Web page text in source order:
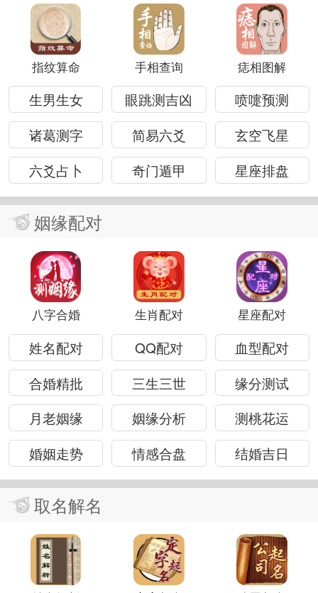
指纹算命 手相查询 痣相图解
生男生女 眼跳测吉凶
喷嚏预测
诸葛测字
简易六爻
玄空飞星
六爻占卜
奇门遁甲 星座排盘
姻缘配对
八字合婚 生肖配对 星座配对
姓名配对 QQ配对
血型配对
合婚精批
三生三世
缘分测试
月老姻缘
姻缘分析
测桃花运
婚姻走势
情感合盘 结婚吉日
取名解名